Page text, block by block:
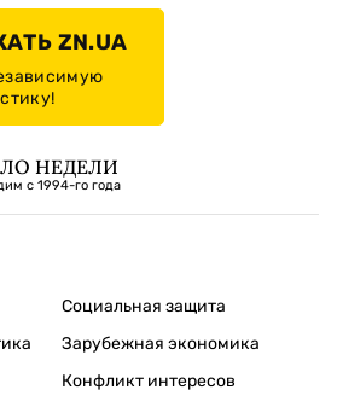
ZN.UA
НЕДЕЛИ
с 1994-го года
Социальная защита
Зарубежная экономика
Конфликт интересов